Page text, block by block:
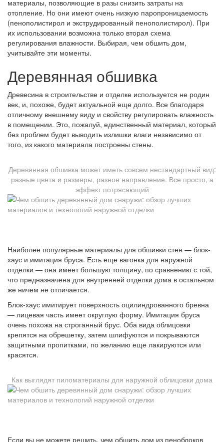
материалы, позволяющие в разы снизить затраты на
отопление. Но они имеют очень низкую паропроницаемость
(пенополистирол и экструдированный пенополистирол). При
их использовании возможна только вторая схема
регулирования влажности. Выбирая, чем обшить дом,
учитывайте эти моменты.
Деревянная обшивка
Древесина в строительстве и отделке используется не родин
век, и, похоже, будет актуальной еще долго. Все благодаря
отличному внешнему виду и свойству регулировать влажность
в помещении. Это, пожалуй, единственный материал, который
без проблем будет выводить излишки влаги независимо от
того, из какого материала построены стены.
Деревянная обшивка может иметь совсем нестандартный вид:
разные цвета и размеры, разное направление. Все просто, а
эффект потрясающий
Наиболее популярные материалы для обшивки стен — блок-
хаус и имитация бруса. Есть еще вагонка для наружной
отделки — она имеет большую толщину, по сравнению с той,
что предназначена для внутренней отделки дома в остальном
же ничем не отличается.
Блок-хаус имитирует поверхность оцилиндрованного бревна
— лицевая часть имеет округлую форму. Имитация бруса
очень похожа на строганный брус. Оба вида облицовки
крепятся на обрешетку, затем шлифуются и покрываются
защитными пропитками, по желанию еще лакируются или
красятся.
Как выглядят пиломатериалы для наружной облицовки дома
Если вы не можете решить, чем обшить дом из пеноблоков